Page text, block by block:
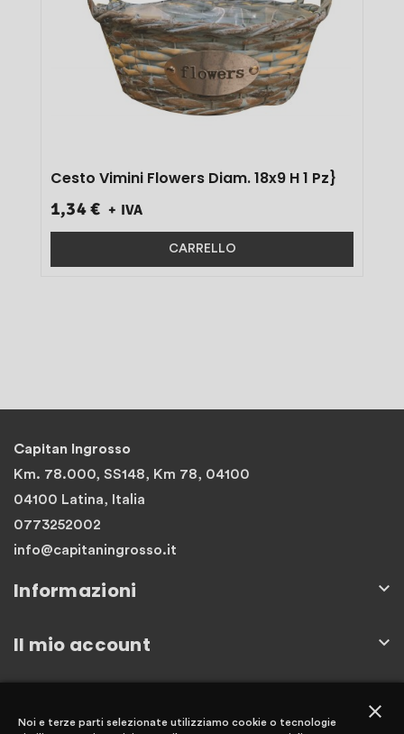
Cesto Vimini Flowers Diam. 18x9 H 1 Pz}
1,34 € + IVA
CARRELLO
Capitan Ingrosso
Km. 78.000, SS148, Km 78, 04100
04100 Latina, Italia
0773252002
info@capitaningrosso.it
Informazioni 
Il mio account 
close
Noi e terze parti selezionate utilizziamo cookie o tecnologie